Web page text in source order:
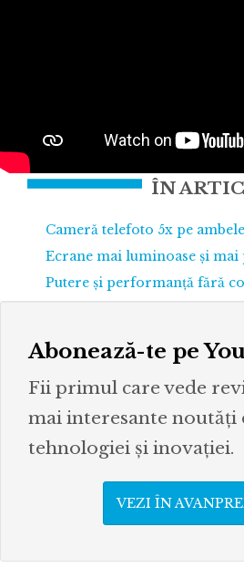
ÎN
Cameră telefoto 5x pe
Ecrane mai luminoase și
Putere și performanță fără
Abonează-te pe
Fii primul care vede
mai interesante
tehnologiei și inovației.
VEZI ÎN